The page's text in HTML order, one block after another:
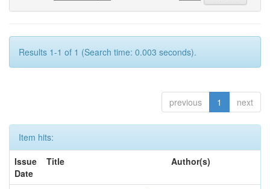
Results 1-1 of 1 (Search time: 0.003 seconds).
previous 1 next
Item hits:
Issue
Date
Title Author(s)